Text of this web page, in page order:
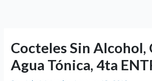
Cocteles Sin Alcohol,
Agua Tónica, 4ta